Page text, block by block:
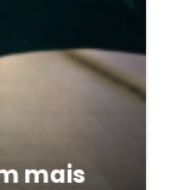
mais